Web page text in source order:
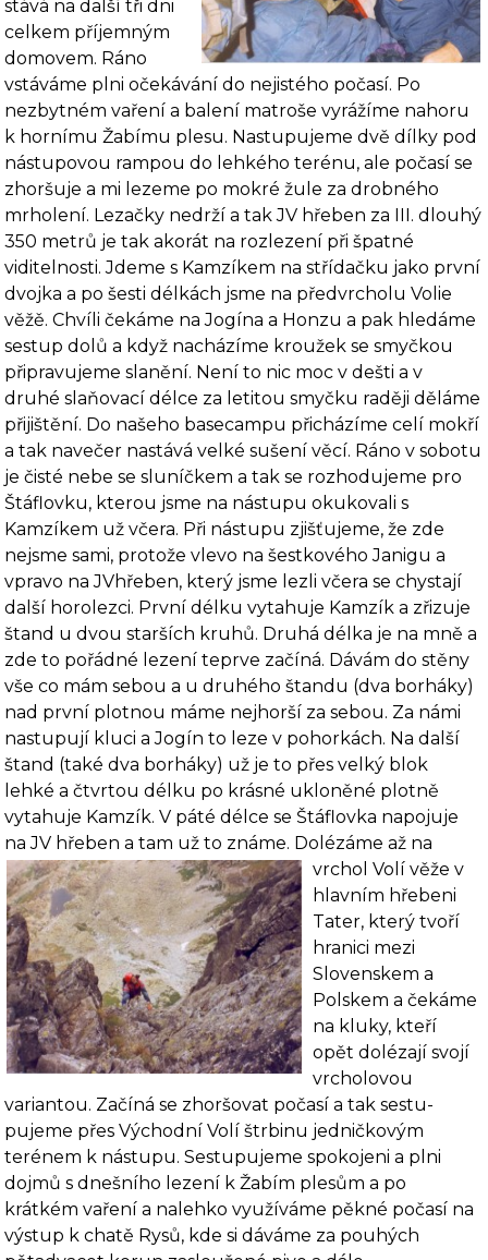
stává na další tři dni
celkem příjemným
domovem. Ráno
vstáváme plni očekávání do nejis­tého počasí. Po
nezbytném vaření a balení matroše vyrážíme nahoru
k hornímu Žabímu plesu. Nastupujeme dvě dílky pod
nástupovou rampou do lehkého terénu, ale počasí se
zhor­šuje a mi lezeme po mokré žule za drobného
mrholení. Lezačky nedrží a tak JV hřeben za III. dlouhý
350 metrů je tak akorát na rozlezení při špatné
viditelnosti. Jdeme s Kamzíkem na střídačku jako první
dvojka a po šesti délkách jsme na předvrcholu Volie
věžě. Chvíli če­káme na Jogína a Honzu a pak hledáme
sestup dolů a když nacházíme kroužek se smyčkou
připravujeme slanění. Není to nic moc v dešti a v
druhé slaňovací délce za letitou smyčku ra­ději děláme
přijištění. Do našeho basecampu přicházíme celí mokří
a tak navečer nastává velké sušení věcí. Ráno v sobotu
je čisté nebe se sluníčkem a tak se rozhodujeme pro
Štá­flovku, kterou jsme na nástupu okukovali s
Kamzíkem už včera. Při nástupu zjišťujeme, že zde
nejsme sami, protože vlevo na šestkového Janigu a
vpravo na JVhřeben, který jsme lezli včera se chystají
další horolezci. První délku vytahuje Kamzík a zřizuje
štand u dvou starších kruhů. Druhá délka je na mně a
zde to pořádné lezení teprve začíná. Dávám do stěny
vše co mám sebou a u druhého štandu (dva borháky)
nad první plotnou máme nejhorší za sebou. Za námi
nastupují kluci a Jogín to leze v pohorkách. Na další
štand (také dva borháky) už je to přes velký blok
lehké a čtvrtou délku po krásné ukloněné plotně
vytahuje Kamzík. V páté délce se Štáflovka napojuje
na JV hřeben a tam už to známe. Dolézáme až na
vrcholVolí věže v
hlavním hřebeni
Tater, který tvoří
hranici mezi
Slovenskem a
Polskem a čekáme
na kluky, kteří
opět dolézají svojí
vrcholovou
variantou. Začíná se zhoršovat počasí a tak sestu­
pujeme přes Východní Volí štrbinu jedničkovým
terénem k nástupu. Sestupujeme spokojeni a plni
dojmů s dnešního lezení k Žabím plesům a po
krátkém vaření a nalehko využíváme pěkné počasí na
výstup k chatě Rysů, kde si dáváme za pouhých